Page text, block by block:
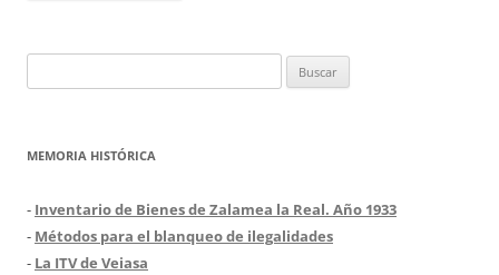
MEMORIA HISTÓRICA
- Inventario de Bienes de Zalamea la Real. Año 1933
- Métodos para el blanqueo de ilegalidades
- La ITV de Veiasa